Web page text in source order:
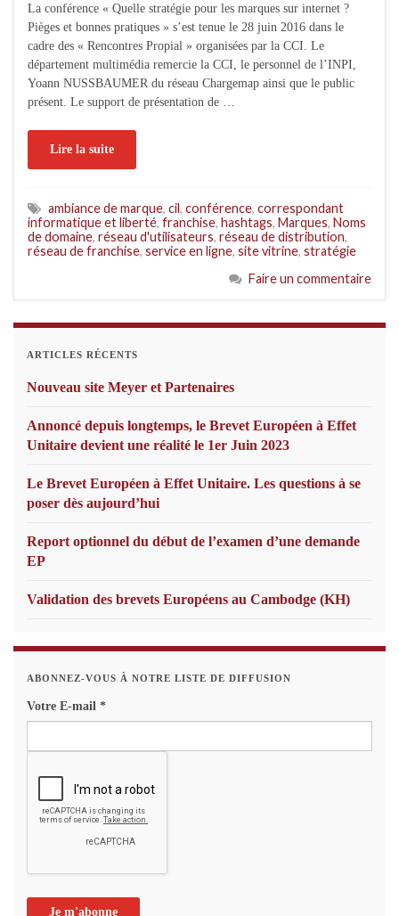
La conférence « Quelle stratégie pour les marques sur internet ?
Pièges et bonnes pratiques » s’est tenue le 28 juin 2016 dans le
cadre des « Rencontres Propial » organisées par la CCI. Le
département multimédia remercie la CCI, le personnel de l’INPI,
Yoann NUSSBAUMER du réseau Chargemap ainsi que le public
présent. Le support de présentation de …
Lire la suite
ambiance de marque, cil, conférence, correspondant
informatique et liberté, franchise, hashtags, Marques, Noms
de domaine, réseau d'utilisateurs, réseau de distribution,
réseau de franchise, service en ligne, site vitrine, stratégie
Faire un commentaire
ARTICLES RÉCENTS
Nouveau site Meyer et Partenaires
Annoncé depuis longtemps, le Brevet Européen à Effet
Unitaire devient une réalité le 1er Juin 2023
Le Brevet Européen à Effet Unitaire. Les questions à se
poser dès aujourd’hui
Report optionnel du début de l’examen d’une demande
EP
Validation des brevets Européens au Cambodge (KH)
ABONNEZ-VOUS À NOTRE LISTE DE DIFFUSION
Votre E-mail *